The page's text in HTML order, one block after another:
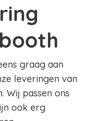
graag aan
leveringen van
Wij passen ons
ook erg